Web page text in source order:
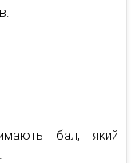
бал, який